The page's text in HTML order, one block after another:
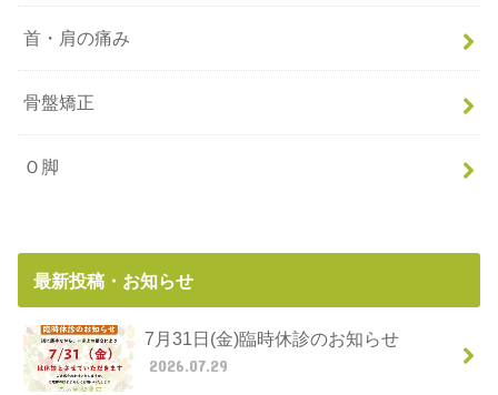
首・肩の痛み
骨盤矯正
Ｏ脚
最新投稿・お知らせ
7月31日(金)臨時休診のお知らせ
2026.07.29